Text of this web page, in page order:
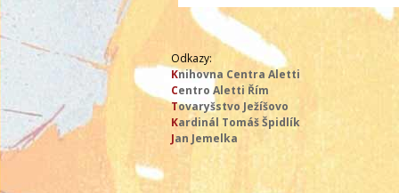
Odkazy:
Knihovna Centra Aletti
Centro Aletti Řím
Tovaryšstvo Ježíšovo
Kardinál Tomáš Špidlík
Jan Jemelka